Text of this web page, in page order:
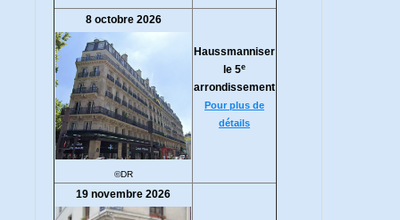
8 octobre 2026
©DR
Haussmanniser
le 5e
arrondissement
Pour plus de
détails
19 novembre 2026